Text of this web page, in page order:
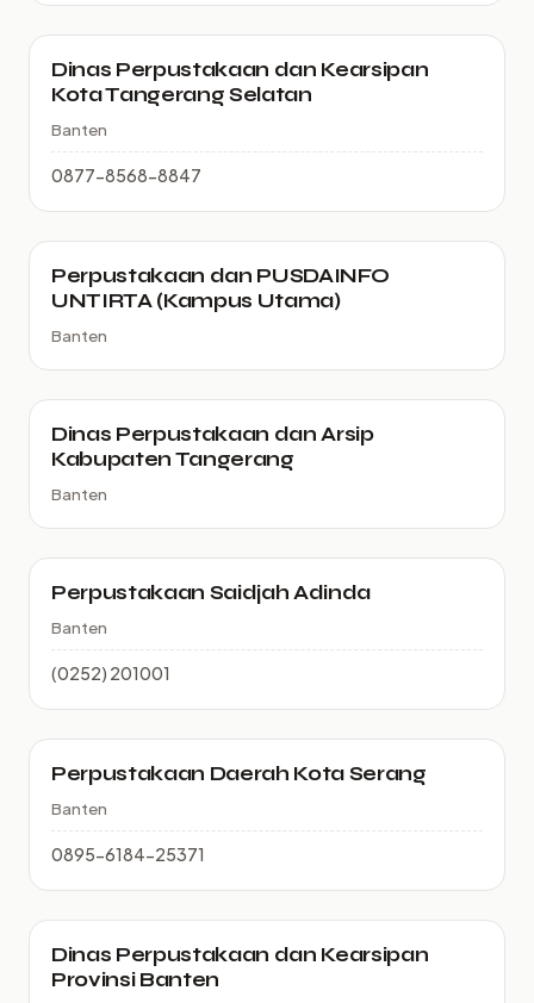
Dinas Perpustakaan dan Kearsipan
Kota Tangerang Selatan
Banten
0877-8568-8847
Perpustakaan dan PUSDAINFO
UNTIRTA (Kampus Utama)
Banten
Dinas Perpustakaan dan Arsip
Kabupaten Tangerang
Banten
Perpustakaan Saidjah Adinda
Banten
(0252) 201001
Perpustakaan Daerah Kota Serang
Banten
0895-6184-25371
Dinas Perpustakaan dan Kearsipan
Provinsi Banten